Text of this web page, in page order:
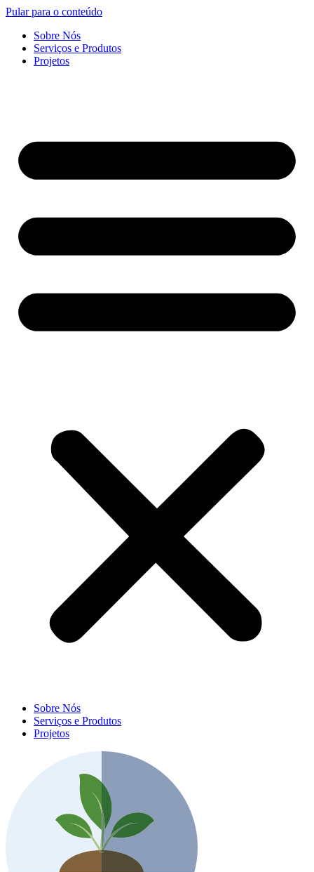
Pular para o conteúdo
Sobre Nós
Serviços e Produtos
Projetos
Sobre Nós
Serviços e Produtos
Projetos